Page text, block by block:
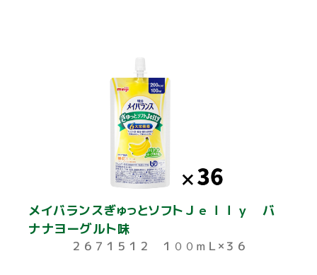
メイバランスぎゅっとソフトＪｅｌｌｙ バ
ナナヨーグルト味
２６７１５１２ １００ｍＬ×３６